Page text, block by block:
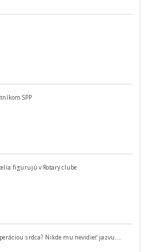
SPP
figurujú v Rotary clube
srdca? Nikde mu nevidieť jazvu…